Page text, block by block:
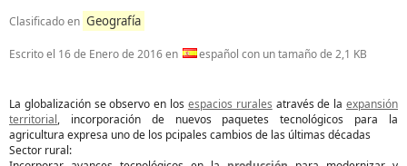
Clasificado en Geografía
Escrito el 16 de Enero de 2016en español con un tamaño de 2,1 KB
La globalización se observo en los espacios rurales através de laexpansión
territorial, incorporación de nuevos paquetes tecnológicos para la
agricultura expresa uno de los pcipales cambios de las últimas décadas
Sector rural: